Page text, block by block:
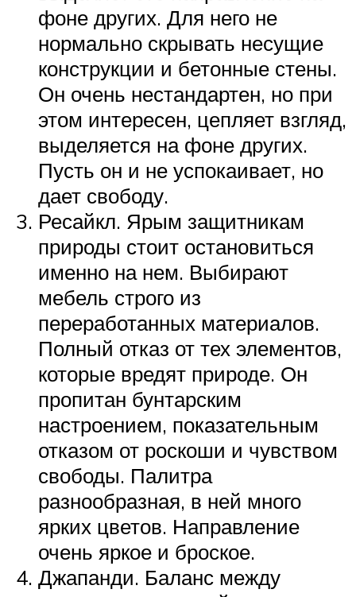
фоне других. Для него не
нормально скрывать несущие
конструкции и бетонные стены.
Он очень нестандартен, но при
этом интересен, цепляет взгляд,
выделяется на фоне других.
Пусть он и не успокаивает, но
дает свободу.
Ресайкл. Ярым защитникам
природы стоит остановиться
именно на нем. Выбирают
мебель строго из
переработанных материалов.
Полный отказ от тех элементов,
которые вредят природе. Он
пропитан бунтарским
настроением, показательным
отказом от роскоши и чувством
свободы. Палитра
разнообразная, в ней много
ярких цветов. Направление
очень яркое и броское.
Джапанди. Баланс между